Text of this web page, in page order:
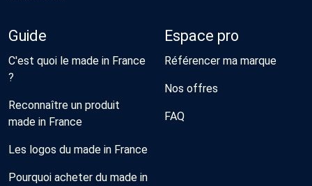
Guide
C'est quoi le made in France
?
Reconnaître un produit
made in France
Les logos du made in France
Pourquoi acheter du made in
Espace pro
Référencer ma marque
Nos offres
FAQ